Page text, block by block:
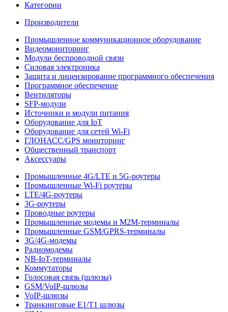
Категории
Производители
Промышленное коммуникационное оборудование
Видеомониторинг
Модули беспроводной связи
Силовая электроника
Защита и лицензирование программного обеспечения
Программное обеспечение
Вентиляторы
SFP-модули
Источники и модули питания
Оборудование для IoT
Оборудование для сетей Wi-Fi
ГЛОНАСС/GPS мониторинг
Общественный транспорт
Аксессуары
Промышленные 4G/LTE и 5G-роутеры
Промышленные Wi-Fi роутеры
LTE/4G-роутеры
3G-роутеры
Проводные роутеры
Промышленные модемы и M2M-терминалы
Промышленные GSM/GPRS-терминалы
3G/4G-модемы
Радиомодемы
NB-IoT-терминалы
Коммутаторы
Голосовая связь (шлюзы)
GSM/VoIP-шлюзы
VoIP-шлюзы
Транкинговые E1/T1 шлюзы